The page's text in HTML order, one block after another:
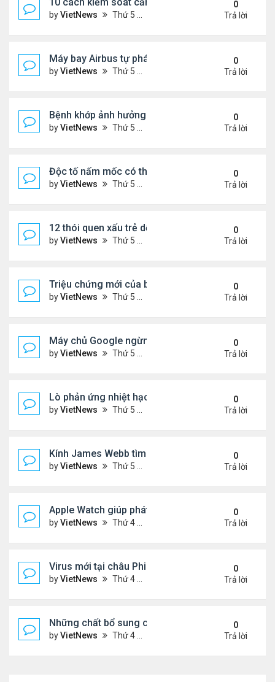
byVietNews Thứ 5 Tháng 7 28, 2022 1:36 pm
0
Trả lời
Máy bay Airbus tự phá kỷ lục bay lâu trong khí
byVietNews Thứ 5 Tháng 7 28, 2022 1:35 pm
0
Trả lời
Bệnh khớp ảnh hưởng đời sống chăn gối thế nào?
byVietNews Thứ 5 Tháng 7 28, 2022 1:33 pm
0
Trả lời
Độc tố nấm mốc có thể gây ung thư
byVietNews Thứ 5 Tháng 7 21, 2022 5:25 pm
0
Trả lời
12 thói quen xấu trẻ dễ bắt chước bố mẹ
byVietNews Thứ 5 Tháng 7 21, 2022 4:43 pm
0
Trả lời
Triệu chứng mới của biến thể phụ BA.5
byVietNews Thứ 5 Tháng 7 21, 2022 2:10 pm
0
Trả lời
Máy chủ Google ngừng hoạt động vì nắng nóng
byVietNews Thứ 5 Tháng 7 21, 2022 12:00 pm
0
Trả lời
Lò phản ứng nhiệt hạch nóng gấp 5 lần lõi Mặt
byVietNews Thứ 5 Tháng 7 21, 2022 11:59 am
0
Trả lời
Kính James Webb tìm thấy thiên hà cổ xưa nhất
byVietNews Thứ 5 Tháng 7 21, 2022 11:05 am
0
Trả lời
Apple Watch giúp phát hiện khối u
byVietNews Thứ 4 Tháng 7 20, 2022 5:02 pm
0
Trả lời
Virus mới tại châu Phi nguy hiểm thế nào
byVietNews Thứ 4 Tháng 7 20, 2022 3:18 pm
0
Trả lời
Những chất bổ sung có thể giúp giảm huyết áp
byVietNews Thứ 4 Tháng 7 20, 2022 11:29 am
0
Trả lời